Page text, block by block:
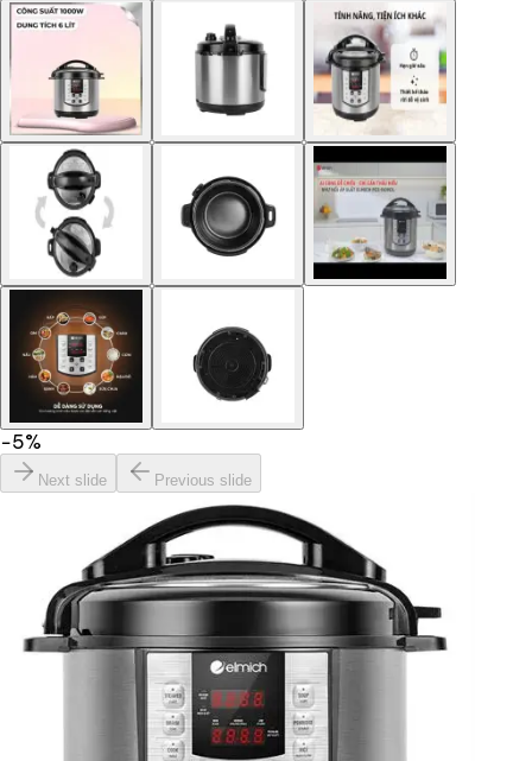
−5%
Next slide Previous slide